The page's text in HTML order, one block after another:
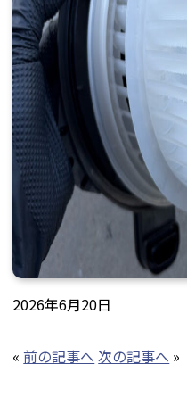
2026年6月20日
«前の記事へ 次の記事へ »